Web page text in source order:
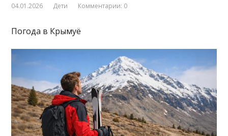
04.01.2026 Дети Комментарии: 0
Погода в Крымуё